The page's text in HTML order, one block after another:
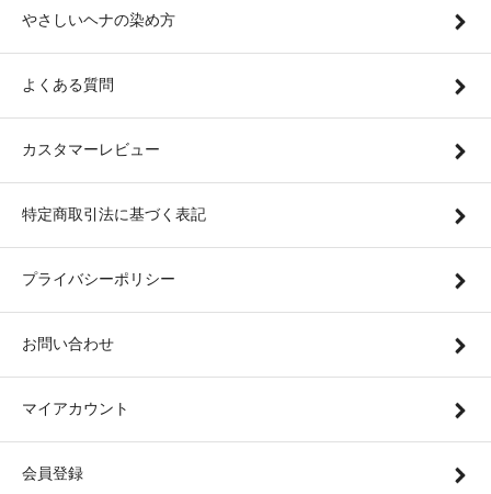
やさしいヘナの染め方
よくある質問
カスタマーレビュー
特定商取引法に基づく表記
プライバシーポリシー
お問い合わせ
マイアカウント
会員登録